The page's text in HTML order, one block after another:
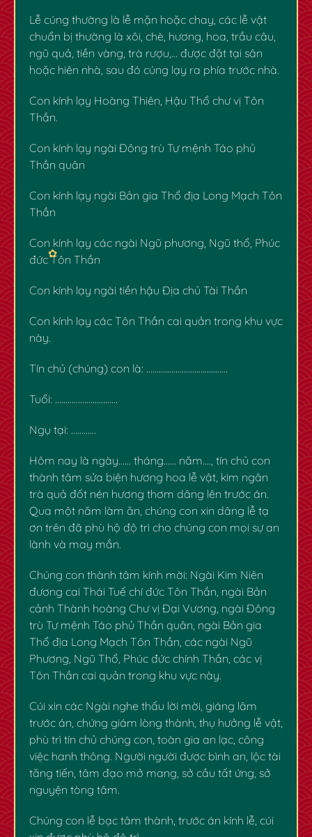
Lễ cúng thường là lễ mặn hoặc chay, các lễ vật
chuẩn bị thường là xôi, chè, hương, hoa, trầu câu,
ngũ quả, tiền vàng, trà rượu,… được đặt tại sân
hoặc hiên nhà, sau đó cúng lạy ra phía trước nhà.
Con kính lạy Hoàng Thiên, Hậu Thổ chư vị Tôn
Thần.
Con kính lạy ngài Đông trù Tư mệnh Táo phủ
Thần quân
Con kính lạy ngài Bản gia Thổ địa Long Mạch Tôn
Thần
Con kính lạy các ngài Ngũ phương, Ngũ thổ, Phúc
đức Tôn Thần
Con kính lạy ngài tiền hậu Địa chủ Tài Thần
Con kính lạy các Tôn Thần cai quản trong khu vực
này.
Tín chủ (chúng) con là: …………………………………
Tuổi: …………………………
Ngụ tại: …………
Hôm nay là ngày…… tháng…… năm…., tín chủ con
thành tâm sửa biện hương hoa lễ vật, kim ngân
trà quả đốt nén hương thơm dâng lên trước án.
Qua một năm làm ăn, chúng con xin dâng lễ tạ
ơn trên đã phù hộ độ trì cho chúng con mọi sự an
lành và may mắn.
Chúng con thành tâm kính mời: Ngài Kim Niên
đương cai Thái Tuế chí đức Tôn Thần, ngài Bản
cảnh Thành hoàng Chư vị Đại Vương, ngài Đông
trù Tư mệnh Táo phủ Thần quân, ngài Bản gia
Thổ địa Long Mạch Tôn Thần, các ngài Ngũ
Phương, Ngũ Thổ, Phúc đức chính Thần, các vị
Tôn Thần cai quản trong khu vực này.
Cúi xin các Ngài nghe thấu lời mời, giáng lâm
trước án, chứng giám lòng thành, thụ hưởng lễ vật,
phù trì tín chủ chúng con, toàn gia an lạc, công
việc hanh thông. Người người được bình an, lộc tài
tăng tiến, tâm đạo mở mang, sở cầu tất ứng, sở
nguyện tòng tâm.
Chúng con lễ bạc tâm thành, trước án kính lễ, cúi